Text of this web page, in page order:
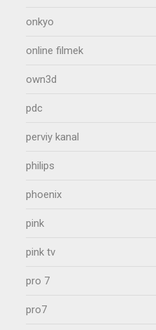
onkyo
online filmek
own3d
pdc
perviy kanal
philips
phoenix
pink
pink tv
pro 7
pro7